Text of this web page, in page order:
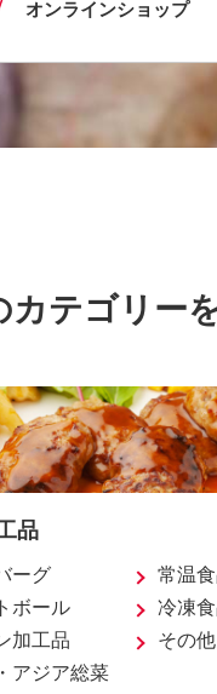
オンラインショップ
カテゴリー
品
ーグ
ボール
加工品
アジア総菜
常温
冷凍
その他